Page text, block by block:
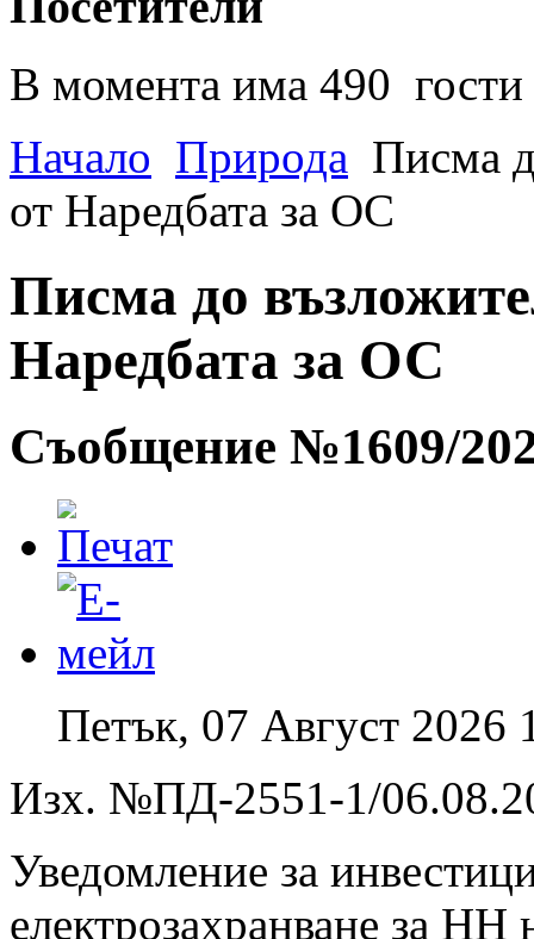
В момента има 490 гости
Начало Природа Писма
от Наредбата за ОС
Писма до
Наредбата за ОС
Съобщение №1609/
Петък, 07 Август 2026
Изх. №ПД-2551-1/
Уведомление за
електрозахранване за